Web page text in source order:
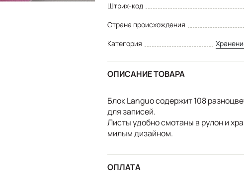
Штрих-код
Страна происхождения
Категория
ОПИСАНИЕ ТОВАРА
Блок Languo содержит 108
для записей.
Листы удобно смотаны в рулон и
милым дизайном.
ОПЛАТА